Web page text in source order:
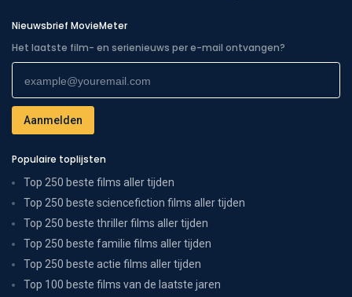
Nieuwsbrief MovieMeter
Het laatste film- en serienieuws per e-mail ontvangen?
Populaire toplijsten
Top 250 beste films aller tijden
Top 250 beste sciencefiction films aller tijden
Top 250 beste thriller films aller tijden
Top 250 beste familie films aller tijden
Top 250 beste actie films aller tijden
Top 100 beste films van de laatste jaren